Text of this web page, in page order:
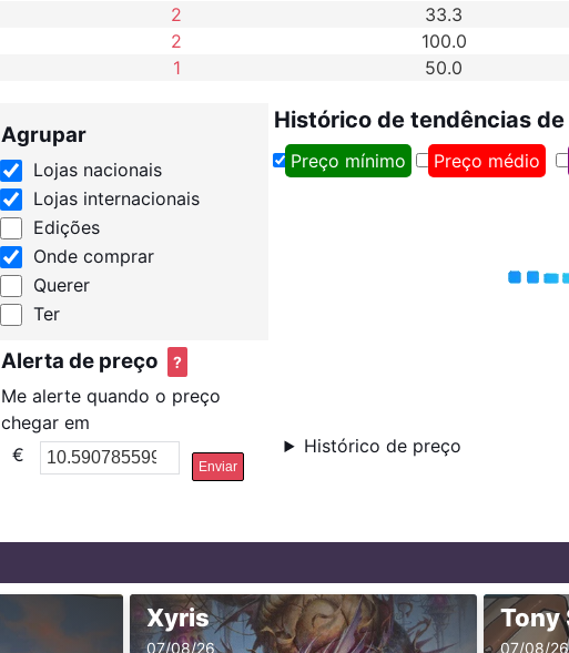
2 33.3
2 100.0
1 50.0
Agrupar
Lojas nacionais
Lojas internacionais
Edições
Onde comprar
Querer
Ter
Alerta de preço ?
Me alerte quando o preço
chegar em
€
Enviar
Histórico de tendências
Preço mínimo Preço médio
Histórico de preço
Xyris
07/08/26
Tony
07/08/26